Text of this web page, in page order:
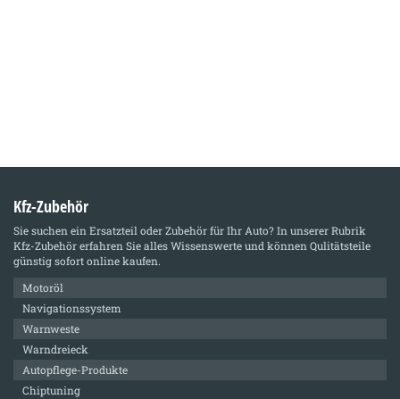
Kfz-Zubehör
Sie suchen ein Ersatzteil oder Zubehör für Ihr Auto? In unserer Rubrik
Kfz-Zubehörerfahren Sie alles Wissenswerte und können Qulitätsteile
günstig sofort online kaufen.
Motoröl
Navigationssystem
Warnweste
Warndreieck
Autopflege-Produkte
Chiptuning